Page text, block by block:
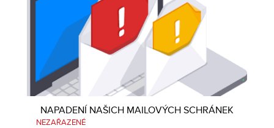
NAPADENÍ NAŠICH MAILOVÝCH SCHRÁNEK
NEZAŘAZENÉ